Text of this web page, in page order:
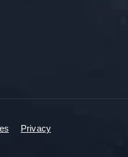
Privacy